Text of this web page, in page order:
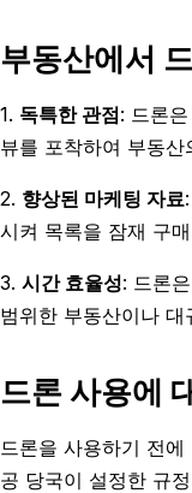
부동산에서
1. 독특한 관점: 드론
뷰를 포착하여 부동
2. 향상된 마케팅 자료
시켜 목록을 잠재 구
3. 시간 효율성: 드론
범위한 부동산이나
드론 사용에
드론을 사용하기 전
공 당국이 설정한 규